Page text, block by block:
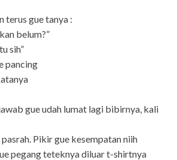
terus gue tanya :
belum?”
sih”
pancing
gue udah lumat lagi bibirnya, kali
Pikir gue kesempatan niih
pegang teteknya diluar t-shirtnya